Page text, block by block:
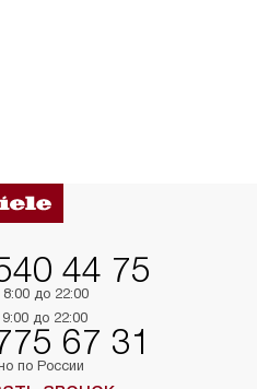
44 75
8:00 до 22:00
9:00 до 22:00
67 31
по России